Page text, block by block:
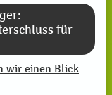
für
wir einen Blick